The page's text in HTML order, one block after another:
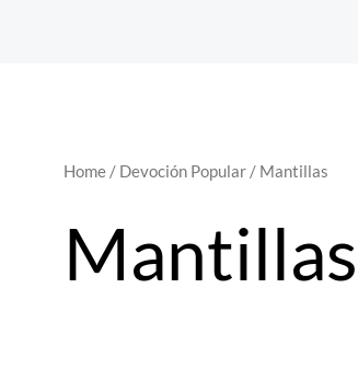
Home/ Devoción Popular/ Mantillas
Mantillas